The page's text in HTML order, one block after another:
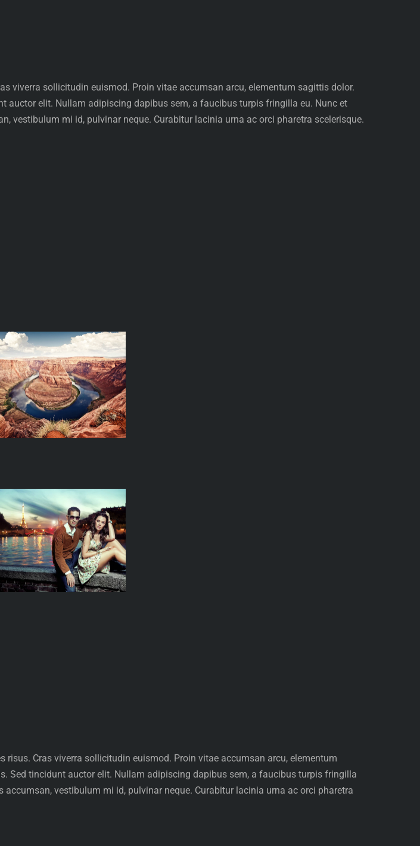
viverra sollicitudin euismod. Proin vitae accumsan arcu, elementum sagittis dolor.
auctor elit. Nullam adipiscing dapibus sem, a faucibus turpis fringilla eu. Nunc et
vestibulum mi id, pulvinar neque. Curabitur lacinia urna ac orci pharetra scelerisque.
risus. Cras viverra sollicitudin euismod. Proin vitae accumsan arcu, elementum
Sed tincidunt auctor elit. Nullam adipiscing dapibus sem, a faucibus turpis fringilla
vestibulum mi id, pulvinar neque. Curabitur lacinia urna ac orci pharetra